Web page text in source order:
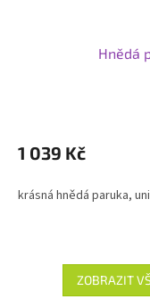
Hnědá
1 039 Kč
krásná hnědá paruka,
ZOBRAZIT